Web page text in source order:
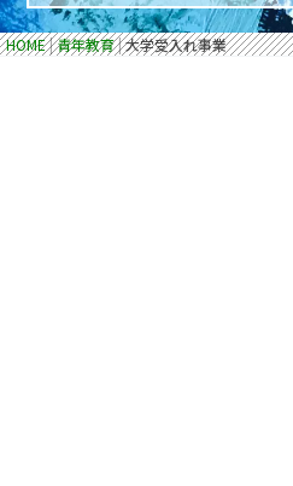
HOME|青年教育|大学受入れ事業